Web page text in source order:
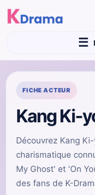
FICHE ACTEUR
Kang Ki-
Découvrez Kang
charismatique
My Ghost' et 'On
des fans de K-